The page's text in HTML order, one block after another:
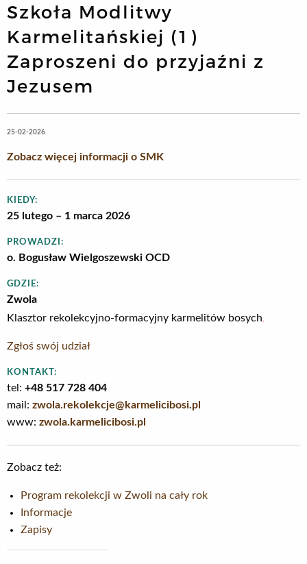
Szkoła Modlitwy
Karmelitańskiej (1)
Zaproszeni do przyjaźni z
Jezusem
25-02-2026
Zobacz więcej informacji o SMK
KIEDY:
25 lutego – 1 marca 2026
PROWADZI:
o. Bogusław Wielgoszewski OCD
GDZIE:
Zwola
Klasztor rekolekcyjno-formacyjny karmelitów bosych
Zgłoś swój udział
KONTAKT:
tel: +48 517 728 404
mail: zwola.rekolekcje@karmelicibosi.pl
www: zwola.karmelicibosi.pl
Zobacz też:
Program rekolekcji w Zwoli na cały rok
Informacje
Zapisy